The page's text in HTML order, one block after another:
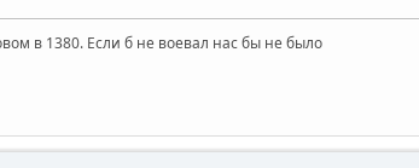
в 1380. Если б не воевал нас бы не было